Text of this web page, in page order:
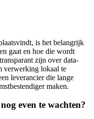
is het belangrijk
gaat en hoe die wordt
zijn over data-
verwerking lokaal te
leverancier die lange
maken.
even te wachten?